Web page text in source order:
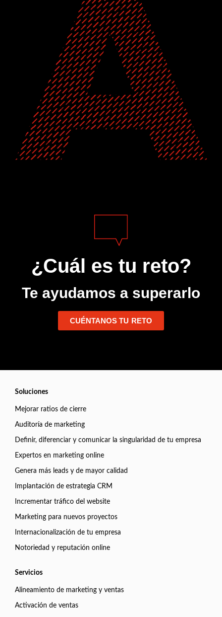
¿Cuál es tu reto?
Te ayudamos a superarlo
CUÉNTANOS TU RETO
Soluciones
Mejorar ratios de cierre
Auditoría de marketing
Definir, diferenciar y comunicar la singularidad de tu empresa
Expertos en marketing online
Genera más leads y de mayor calidad
Implantación de estrategia CRM
Incrementar tráfico del website
Marketing para nuevos proyectos
Internacionalización de tu empresa
Notoriedad y reputación online
Servicios
Alineamiento de marketing y ventas
Activación de ventas